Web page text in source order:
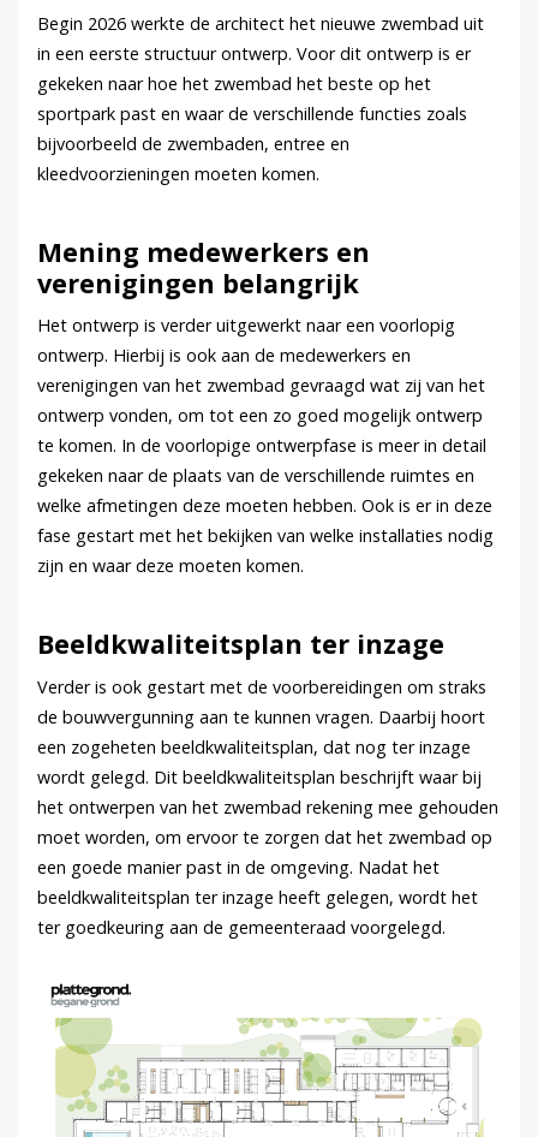
Begin 2026 werkte de architect het nieuwe zwembad uit
in een eerste structuur ontwerp. Voor dit ontwerp is er
gekeken naar hoe het zwembad het beste op het
sportpark past en waar de verschillende functies zoals
bijvoorbeeld de zwembaden, entree en
kleedvoorzieningen moeten komen.
Mening medewerkers en
verenigingen belangrijk
Het ontwerp is verder uitgewerkt naar een voorlopig
ontwerp. Hierbij is ook aan de medewerkers en
verenigingen van het zwembad gevraagd wat zij van het
ontwerp vonden, om tot een zo goed mogelijk ontwerp
te komen. In de voorlopige ontwerpfase is meer in detail
gekeken naar de plaats van de verschillende ruimtes en
welke afmetingen deze moeten hebben. Ook is er in deze
fase gestart met het bekijken van welke installaties nodig
zijn en waar deze moeten komen.
Beeldkwaliteitsplan ter inzage
Verder is ook gestart met de voorbereidingen om straks
de bouwvergunning aan te kunnen vragen. Daarbij hoort
een zogeheten beeldkwaliteitsplan, dat nog ter inzage
wordt gelegd. Dit beeldkwaliteitsplan beschrijft waar bij
het ontwerpen van het zwembad rekening mee gehouden
moet worden, om ervoor te zorgen dat het zwembad op
een goede manier past in de omgeving. Nadat het
beeldkwaliteitsplan ter inzage heeft gelegen, wordt het
ter goedkeuring aan de gemeenteraad voorgelegd.